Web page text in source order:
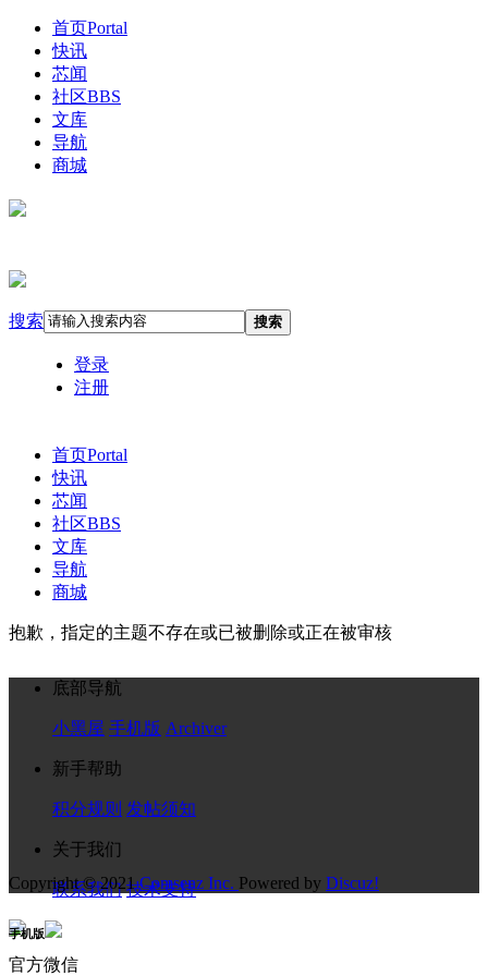
首页Portal
快讯
芯闻
社区BBS
文库
导航
商城
搜索 搜索
登录
注册
首页Portal
快讯
芯闻
社区BBS
文库
导航
商城
抱歉，指定的主题不存在或已被删除或正在被审核
底部导航
小黑屋 手机版 Archiver
新手帮助
积分规则 发帖须知
关于我们
联系我们 技术支持
官方微信
Copyright © 2021Comsenz Inc. Powered by Discuz!
手机版